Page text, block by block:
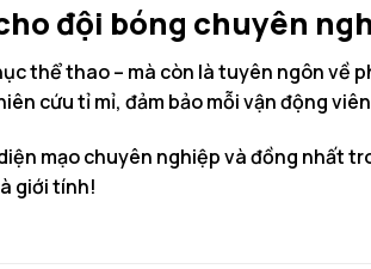
đội bóng chuyên
thể thao – mà còn là tuyên ngôn
cứu tỉ mỉ, đảm bảo mỗi vận động
mạo chuyên nghiệp và đồng nhất
giới tính!